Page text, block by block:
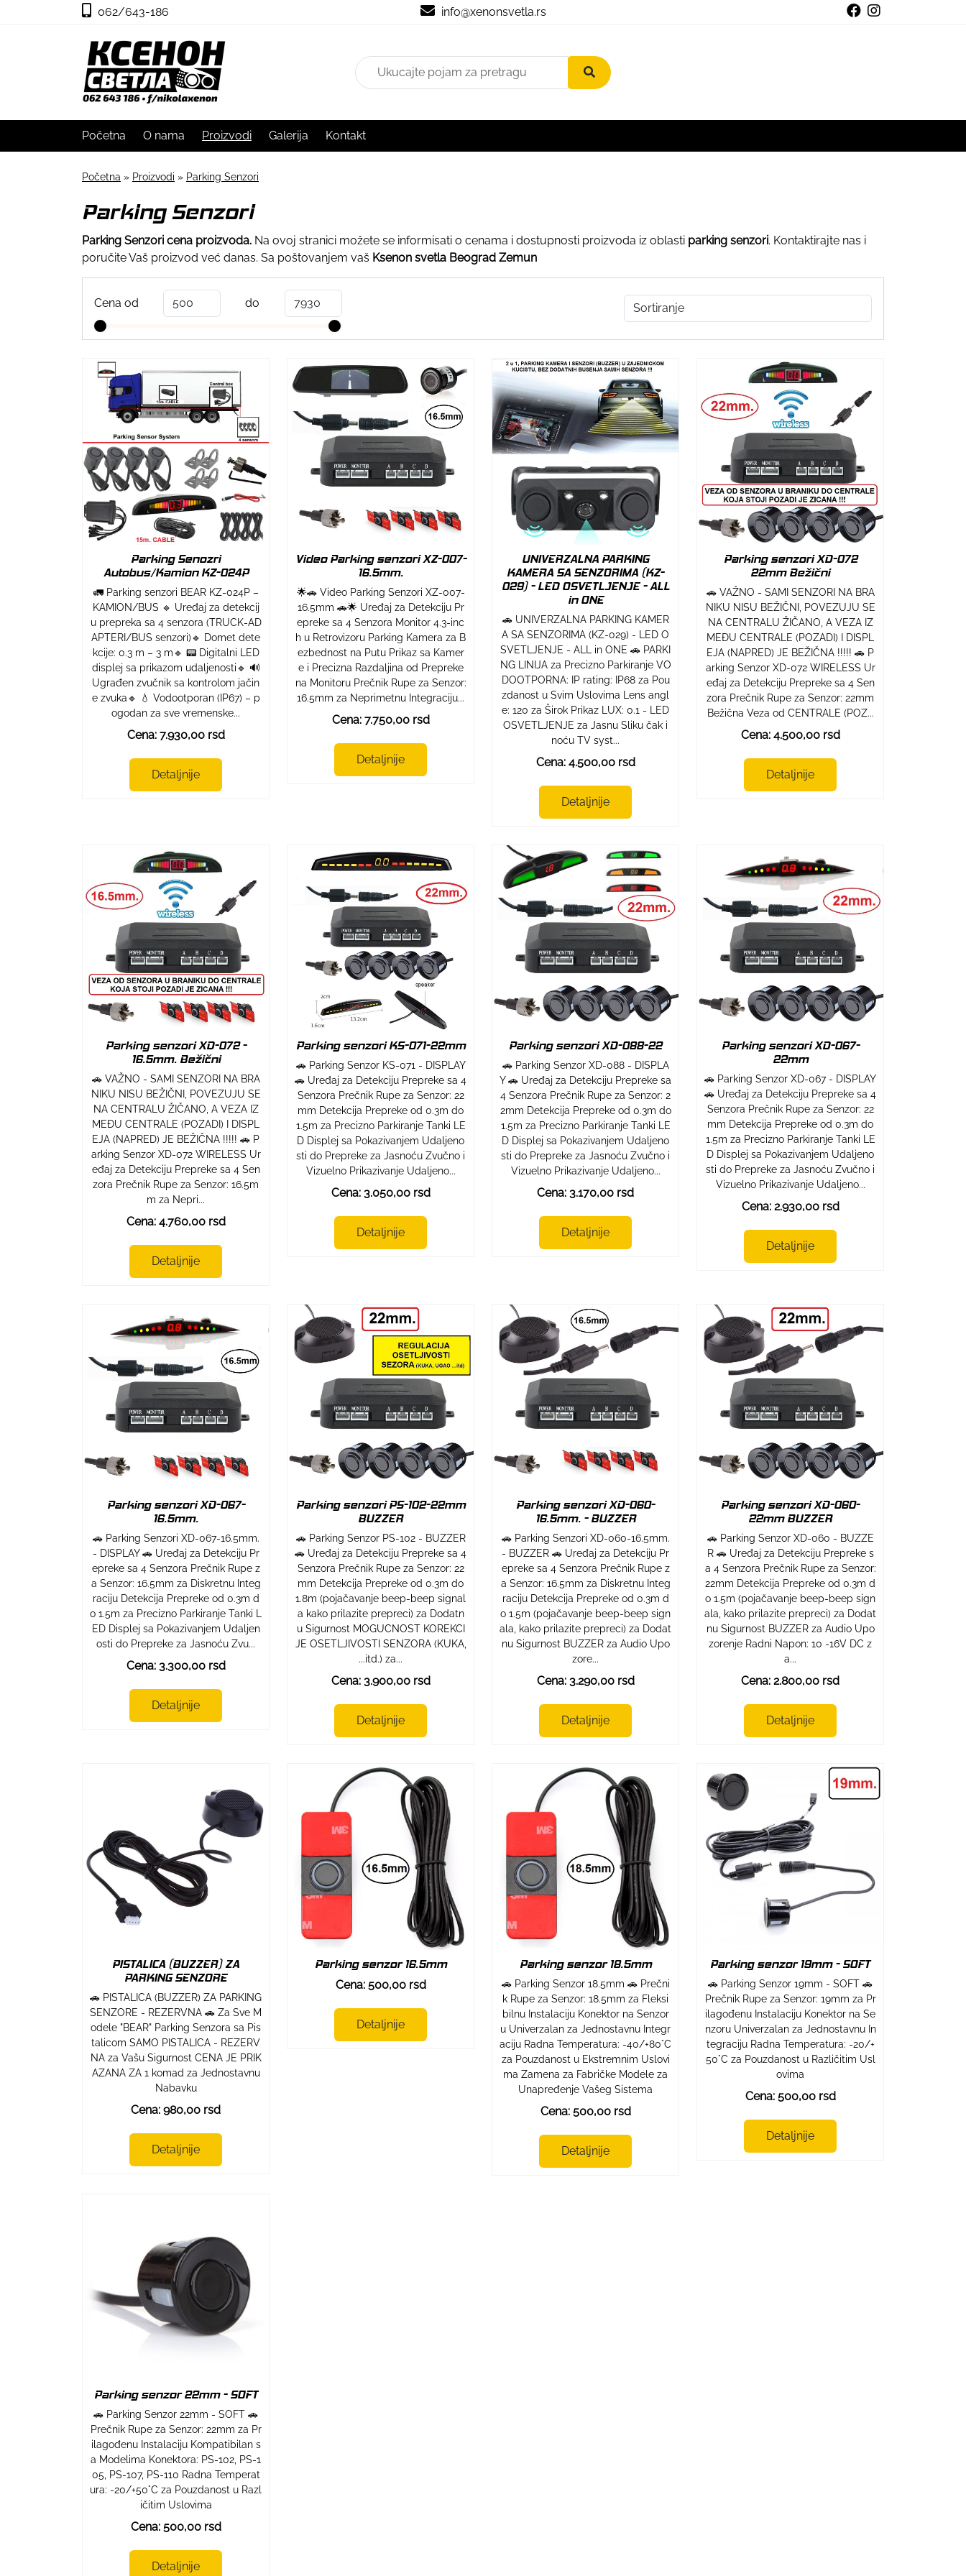
062/643-186 info@xenonsvetla.rs
Početna O nama Proizvodi Galerija Kontakt
Početna » Proizvodi » Parking Senzori
Parking Senzori
Parking Senzori cena proizvoda. Na ovoj stranici možete se informisati o cenama i dostupnosti proizvoda iz oblasti parking senzori. Kontaktirajte nas i
poručite Vaš proizvod već danas. Sa poštovanjem vaš Ksenon svetla Beograd Zemun
Cena od do
Parking Senozri
Autobus/Kamion KZ-024P
🚛 Parking senzori BEAR KZ-024P –
KAMION/BUS 🔹 Uređaj za detekcij
u prepreka sa 4 senzora (TRUCK-AD
APTERI/BUS senzori)🔹 Domet dete
kcije: 0.3 m – 3 m🔹 📟 Digitalni LED
displej sa prikazom udaljenosti🔹 🔊
Ugrađen zvučnik sa kontrolom jačin
e zvuka🔹 💧 Vodootporan (IP67) – p
ogodan za sve vremenske...
Cena: 7.930,00 rsd
Detaljnije
Video Parking senzori XZ-007-
16.5mm.
🌟🚗 Video Parking Senzori XZ-007-
16.5mm 🚗🌟 Uređaj za Detekciju Pr
epreke sa 4 Senzora Monitor 4.3-inc
h u Retrovizoru Parking Kamera za B
ezbednost na Putu Prikaz sa Kamer
e i Precizna Razdaljina od Prepreke
na Monitoru Prečnik Rupe za Senzor:
16.5mm za Neprimetnu Integraciju...
Cena: 7.750,00 rsd
Detaljnije
UNIVERZALNA PARKING
KAMERA SA SENZORIMA (KZ-
029) - LED OSVETLJENJE - ALL
in ONE
🚗 UNIVERZALNA PARKING KAMER
A SA SENZORIMA (KZ-029) - LED O
SVETLJENJE - ALL in ONE 🚗 PARKI
NG LINIJA za Precizno Parkiranje VO
DOOTPORNA: IP rating: IP68 za Pou
zdanost u Svim Uslovima Lens angl
e: 120 za Širok Prikaz LUX: 0.1 - LED
OSVETLJENJE za Jasnu Sliku čak i
noću TV syst...
Cena: 4.500,00 rsd
Detaljnije
Parking senzori XD-072
22mm Bežični
🚗 VAŽNO - SAMI SENZORI NA BRA
NIKU NISU BEŽIČNI, POVEZUJU SE
NA CENTRALU ŽIČANO, A VEZA IZ
MEĐU CENTRALE (POZADI) I DISPL
EJA (NAPRED) JE BEŽIČNA !!!!! 🚗 P
arking Senzor XD-072 WIRELESS Ur
eđaj za Detekciju Prepreke sa 4 Sen
zora Prečnik Rupe za Senzor: 22mm
Bežična Veza od CENTRALE (POZ...
Cena: 4.500,00 rsd
Detaljnije
Parking senzori XD-072 -
16.5mm. Bežični
🚗 VAŽNO - SAMI SENZORI NA BRA
NIKU NISU BEŽIČNI, POVEZUJU SE
NA CENTRALU ŽIČANO, A VEZA IZ
MEĐU CENTRALE (POZADI) I DISPL
EJA (NAPRED) JE BEŽIČNA !!!!! 🚗 P
arking Senzor XD-072 WIRELESS Ur
eđaj za Detekciju Prepreke sa 4 Sen
zora Prečnik Rupe za Senzor: 16.5m
m za Nepri...
Cena: 4.760,00 rsd
Detaljnije
Parking senzori KS-071-22mm
🚗 Parking Senzor KS-071 - DISPLAY
🚗 Uređaj za Detekciju Prepreke sa 4
Senzora Prečnik Rupe za Senzor: 22
mm Detekcija Prepreke od 0.3m do
1.5m za Precizno Parkiranje Tanki LE
D Displej sa Pokazivanjem Udaljeno
sti do Prepreke za Jasnoću Zvučno i
Vizuelno Prikazivanje Udaljeno...
Cena: 3.050,00 rsd
Detaljnije
Parking senzori XD-088-22
🚗 Parking Senzor XD-088 - DISPLA
Y 🚗 Uređaj za Detekciju Prepreke sa
4 Senzora Prečnik Rupe za Senzor: 2
2mm Detekcija Prepreke od 0.3m do
1.5m za Precizno Parkiranje Tanki LE
D Displej sa Pokazivanjem Udaljeno
sti do Prepreke za Jasnoću Zvučno i
Vizuelno Prikazivanje Udaljeno...
Cena: 3.170,00 rsd
Detaljnije
Parking senzori XD-067-
22mm
🚗 Parking Senzor XD-067 - DISPLAY
🚗 Uređaj za Detekciju Prepreke sa 4
Senzora Prečnik Rupe za Senzor: 22
mm Detekcija Prepreke od 0.3m do
1.5m za Precizno Parkiranje Tanki LE
D Displej sa Pokazivanjem Udaljeno
sti do Prepreke za Jasnoću Zvučno i
Vizuelno Prikazivanje Udaljeno...
Cena: 2.930,00 rsd
Detaljnije
Parking senzori XD-067-
16.5mm.
🚗 Parking Senzori XD-067-16.5mm.
- DISPLAY 🚗 Uređaj za Detekciju Pr
epreke sa 4 Senzora Prečnik Rupe z
a Senzor: 16.5mm za Diskretnu Integ
raciju Detekcija Prepreke od 0.3m d
o 1.5m za Precizno Parkiranje Tanki L
ED Displej sa Pokazivanjem Udaljen
osti do Prepreke za Jasnoću Zvu...
Cena: 3.300,00 rsd
Detaljnije
Parking senzori PS-102-22mm
BUZZER
🚗 Parking Senzor PS-102 - BUZZER
🚗 Uređaj za Detekciju Prepreke sa 4
Senzora Prečnik Rupe za Senzor: 22
mm Detekcija Prepreke od 0.3m do
1.8m (pojačavanje beep-beep signal
a kako prilazite prepreci) za Dodatn
u Sigurnost MOGUCNOST KOREKCI
JE OSETLJIVOSTI SENZORA (KUKA,
...itd.) za...
Cena: 3.900,00 rsd
Detaljnije
Parking senzori XD-060-
16.5mm. - BUZZER
🚗 Parking Senzori XD-060-16.5mm.
- BUZZER 🚗 Uređaj za Detekciju Pr
epreke sa 4 Senzora Prečnik Rupe z
a Senzor: 16.5mm za Diskretnu Integ
raciju Detekcija Prepreke od 0.3m d
o 1.5m (pojačavanje beep-beep sign
ala, kako prilazite prepreci) za Dodat
nu Sigurnost BUZZER za Audio Upo
zore...
Cena: 3.290,00 rsd
Detaljnije
Parking senzori XD-060-
22mm BUZZER
🚗 Parking Senzor XD-060 - BUZZE
R 🚗 Uređaj za Detekciju Prepreke s
a 4 Senzora Prečnik Rupe za Senzor:
22mm Detekcija Prepreke od 0.3m d
o 1.5m (pojačavanje beep-beep sign
ala, kako prilazite prepreci) za Dodat
nu Sigurnost BUZZER za Audio Upo
zorenje Radni Napon: 10 -16V DC z
a...
Cena: 2.800,00 rsd
Detaljnije
PISTALICA (BUZZER) ZA
PARKING SENZORE
🚗 PISTALICA (BUZZER) ZA PARKING
SENZORE - REZERVNA 🚗 Za Sve M
odele "BEAR" Parking Senzora sa Pis
talicom SAMO PISTALICA - REZERV
NA za Vašu Sigurnost CENA JE PRIK
AZANA ZA 1 komad za Jednostavnu
Nabavku
Cena: 980,00 rsd
Detaljnije
Parking senzor 16.5mm
Cena: 500,00 rsd
Detaljnije
Parking senzor 18.5mm
🚗 Parking Senzor 18.5mm 🚗 Prečni
k Rupe za Senzor: 18.5mm za Fleksi
bilnu Instalaciju Konektor na Senzor
u Univerzalan za Jednostavnu Integr
aciju Radna Temperatura: -40/+80°C
za Pouzdanost u Ekstremnim Uslovi
ma Zamena za Fabričke Modele za
Unapređenje Vašeg Sistema
Cena: 500,00 rsd
Detaljnije
Parking senzor 19mm - SOFT
🚗 Parking Senzor 19mm - SOFT 🚗
Prečnik Rupe za Senzor: 19mm za Pr
ilagođenu Instalaciju Konektor na Se
nzoru Univerzalan za Jednostavnu In
tegraciju Radna Temperatura: -20/+
50°C za Pouzdanost u Različitim Usl
ovima
Cena: 500,00 rsd
Detaljnije
Parking senzor 22mm - SOFT
🚗 Parking Senzor 22mm - SOFT 🚗
Prečnik Rupe za Senzor: 22mm za Pr
ilagođenu Instalaciju Kompatibilan s
a Modelima Konektora: PS-102, PS-1
05, PS-107, PS-110 Radna Temperat
ura: -20/+50°C za Pouzdanost u Razl
ičitim Uslovima
Cena: 500,00 rsd
Detaljnije